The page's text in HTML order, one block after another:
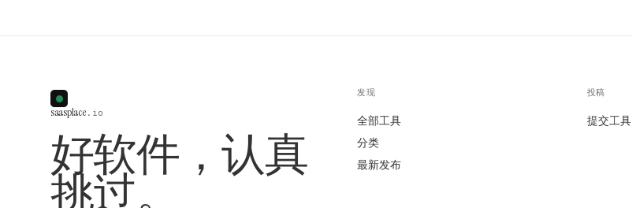
saasplace .io
好软件，认真
挑过。
发现
全部工具
分类
最新发布
投稿
提交工具